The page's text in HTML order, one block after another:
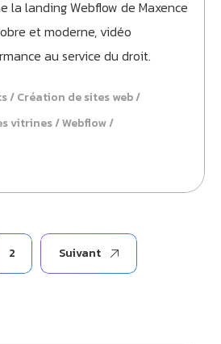
la landing Webflow de Maxence
et moderne, vidéo
au service du droit.
Création de sites web
vitrines Webflow
2 Suivant